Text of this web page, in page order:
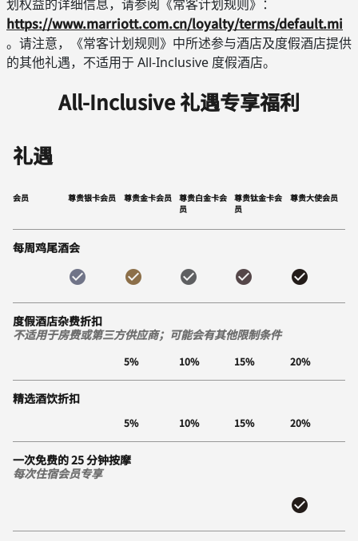
划权益的详细信息，请参阅《常客计划规则》：
https://www.marriott.com.cn/loyalty/terms/default.mi
。请注意，《常客计划规则》中所述参与酒店及度假酒店提供
的其他礼遇，不适用于 All-Inclusive 度假酒店。
All-Inclusive 礼遇专享福利
礼遇
会员 尊贵银卡会员 尊贵金卡会员
尊贵白金卡会
员
尊贵钛金卡会
员
尊贵大使会员
每周鸡尾酒会
度假酒店杂费折扣
不适用于房费或第三方供应商；可能会有其他限制条件
5% 10% 15% 20%
精选酒饮折扣
5% 10% 15% 20%
一次免费的 25 分钟按摩
每次住宿会员专享